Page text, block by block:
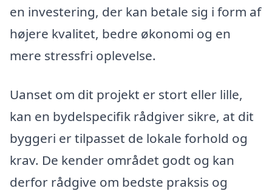
en investering, der kan betale sig i form af
højere kvalitet, bedre økonomi og en
mere stressfri oplevelse.
Uanset om dit projekt er stort eller lille,
kan en bydelspecifik rådgiver sikre, at dit
byggeri er tilpasset de lokale forhold og
krav. De kender området godt og kan
derfor rådgive om bedste praksis og